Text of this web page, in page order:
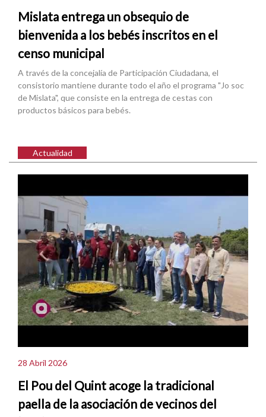
Mislata entrega un obsequio de
bienvenida a los bebés inscritos en el
censo municipal
A través de la concejalía de Participación Ciudadana, el
consistorio mantiene durante todo el año el programa "Jo soc
de Mislata", que consiste en la entrega de cestas con
productos básicos para bebés.
Actualidad
28 Abril 2026
El Pou del Quint acoge la tradicional
paella de la asociación de vecinos del